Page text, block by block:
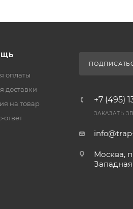
оплаты
доставки
на товар
ответ
+7 (495)
ЗАКАЗАТЬ
Москва,